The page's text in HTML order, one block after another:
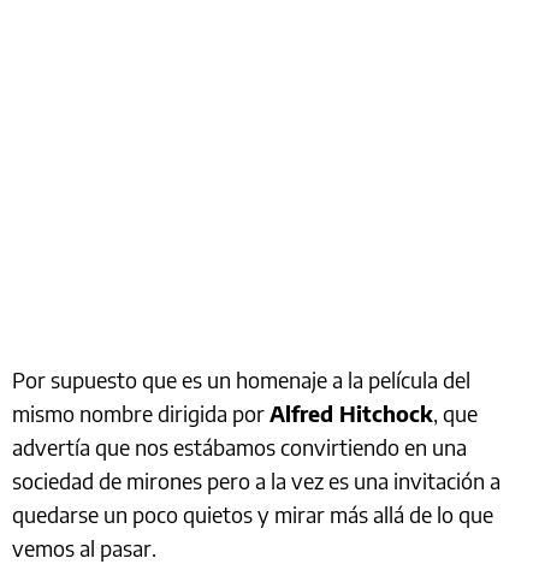
Por supuesto que es un homenaje a la película del
mismo nombre dirigida porAlfred Hitchock, que
advertía que nos estábamos convirtiendo en una
sociedad de mirones pero a la vez es una invitación a
quedarse un poco quietos y mirar más allá de lo que
vemos al pasar.